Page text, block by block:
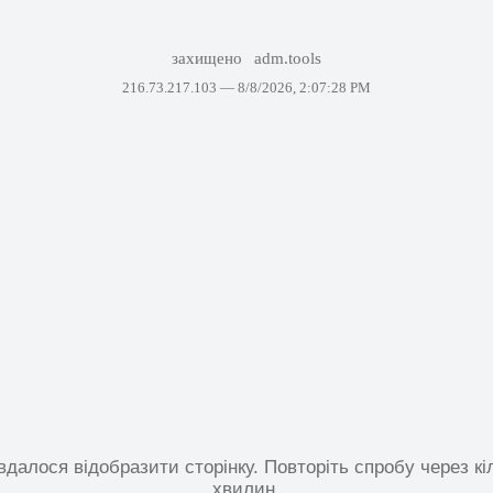
захищено adm.tools
216.73.217.103 — 8/8/2026, 2:07:28 PM
відобразити сторінку. Повторіть спробу через